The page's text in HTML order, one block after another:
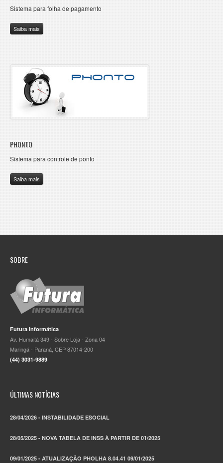
Sistema para folha de pagamento
Saiba mais
PHONTO
Sistema para controle de ponto
Saiba mais
SOBRE
Futura Informática
Av. Humaitá 349 - Sobre Loja - Zona 04
Maringá - Paraná, CEP 87014-200
(44) 3031-9889
ÚLTIMAS NOTÍCIAS
28/04/2026 - INSTABILIDADE ESOCIAL
28/05/2025 - NOVA TABELA DE INSS À PARTIR DE 01/2025
09/01/2025 - ATUALIZAÇÃO PHOLHA 8.04.41 09/01/2025